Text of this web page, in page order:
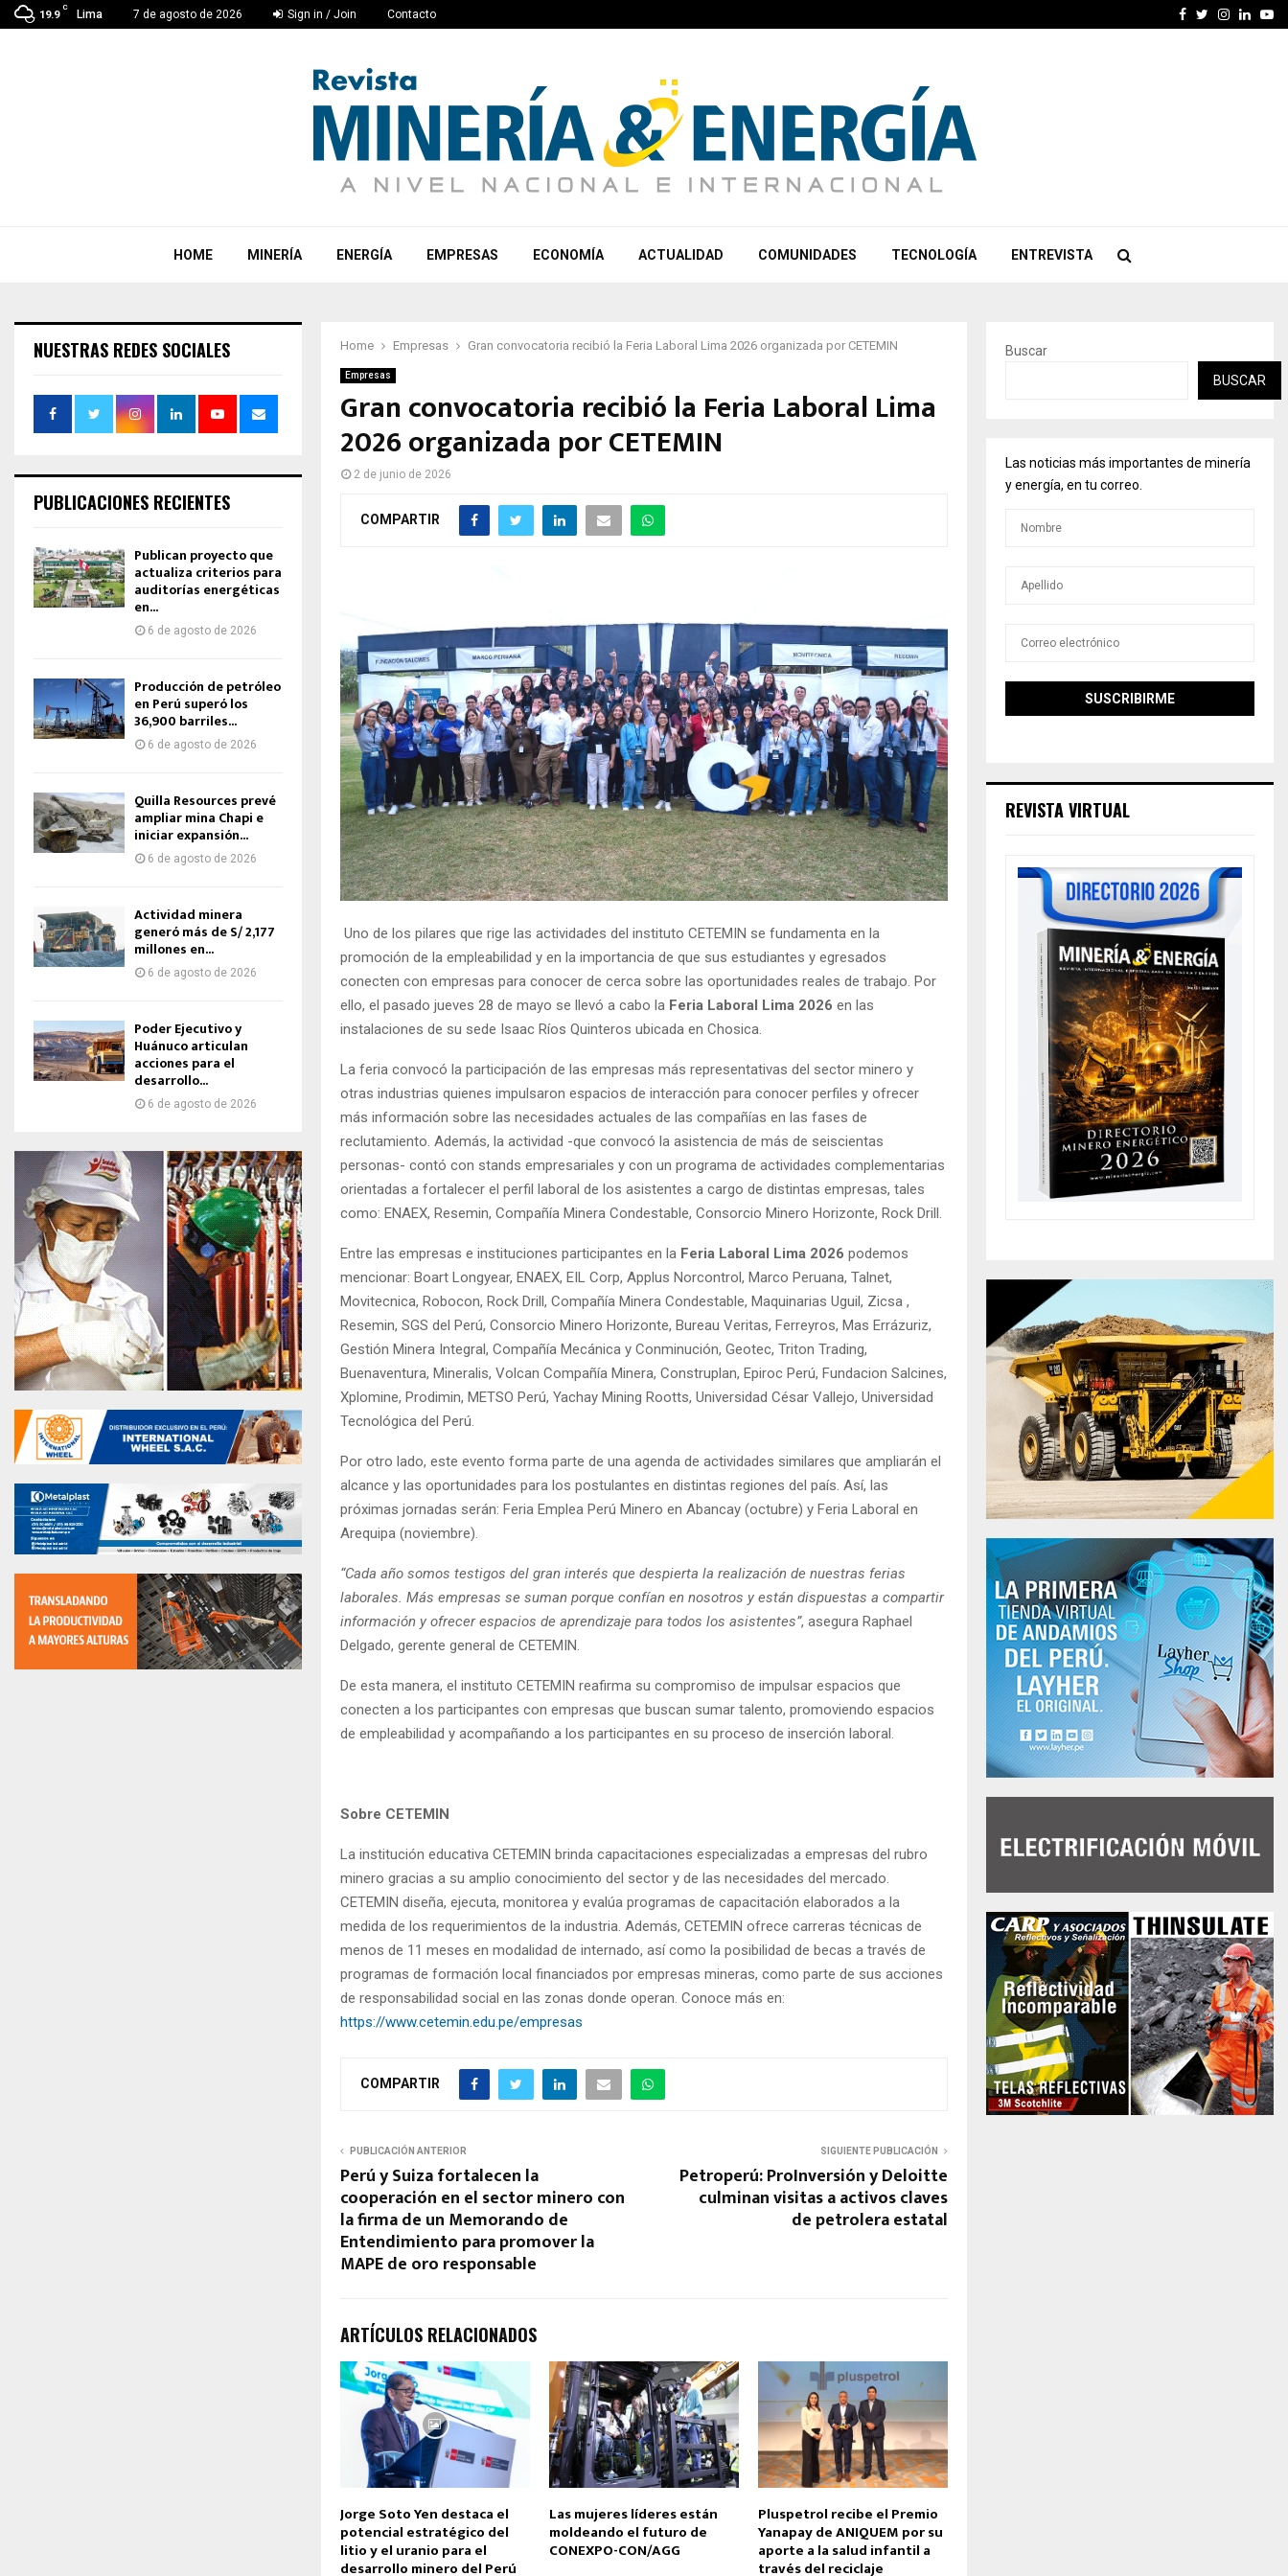
19.9
C
Lima 7 de agosto de 2026 Sign in / Join Contacto Facebook
Twitter
HOME MINERÍA ENERGÍA EMPRESAS ECONOMÍA ACTUALIDAD COMUNIDADES TECNOLOGÍA ENTREVISTA
Home Empresas Gran convocatoria recibió la Feria Laboral Lima 2026 organizada por CETEMIN
Empresas
Gran convocatoria recibió la Feria Laboral Lima
2026 organizada por CETEMIN
2 de junio de 2026
COMPARTIR
Uno de los pilares que rige las actividades del instituto CETEMIN se fundamenta en la
promoción de la empleabilidad y en la importancia de que sus estudiantes y egresados
conecten con empresas para conocer de cerca sobre las oportunidades reales de trabajo. Por
ello, el pasado jueves 28 de mayo se llevó a cabo la Feria Laboral Lima 2026 en las
instalaciones de su sede Isaac Ríos Quinteros ubicada en Chosica.
La feria convocó la participación de las empresas más representativas del sector minero y
otras industrias quienes impulsaron espacios de interacción para conocer perfiles y ofrecer
más información sobre las necesidades actuales de las compañías en las fases de
reclutamiento. Además, la actividad -que convocó la asistencia de más de seiscientas
personas- contó con stands empresariales y con un programa de actividades complementarias
orientadas a fortalecer el perfil laboral de los asistentes a cargo de distintas empresas, tales
como: ENAEX, Resemin, Compañía Minera Condestable, Consorcio Minero Horizonte, Rock Drill.
Entre las empresas e instituciones participantes en la Feria Laboral Lima 2026 podemos
mencionar: Boart Longyear, ENAEX, EIL Corp, Applus Norcontrol, Marco Peruana, Talnet,
Movitecnica, Robocon, Rock Drill, Compañía Minera Condestable, Maquinarias Uguil, Zicsa ,
Resemin, SGS del Perú, Consorcio Minero Horizonte, Bureau Veritas, Ferreyros, Mas Errázuriz,
Gestión Minera Integral, Compañía Mecánica y Conminución, Geotec, Triton Trading,
Buenaventura, Mineralis, Volcan Compañía Minera, Construplan, Epiroc Perú, Fundacion Salcines,
Xplomine, Prodimin, METSO Perú, Yachay Mining Rootts, Universidad César Vallejo, Universidad
Tecnológica del Perú.
Por otro lado, este evento forma parte de una agenda de actividades similares que ampliarán el
alcance y las oportunidades para los postulantes en distintas regiones del país. Así, las
próximas jornadas serán: Feria Emplea Perú Minero en Abancay (octubre) y Feria Laboral en
Arequipa (noviembre).
“Cada año somos testigos del gran interés que despierta la realización de nuestras ferias
laborales. Más empresas se suman porque confían en nosotros y están dispuestas a compartir
información y ofrecer espacios de aprendizaje para todos los asistentes”, asegura Raphael
Delgado, gerente general de CETEMIN.
De esta manera, el instituto CETEMIN reafirma su compromiso de impulsar espacios que
conecten a los participantes con empresas que buscan sumar talento, promoviendo espacios
de empleabilidad y acompañando a los participantes en su proceso de inserción laboral.
Sobre CETEMIN
La institución educativa CETEMIN brinda capacitaciones especializadas a empresas del rubro
minero gracias a su amplio conocimiento del sector y de las necesidades del mercado.
CETEMIN diseña, ejecuta, monitorea y evalúa programas de capacitación elaborados a la
medida de los requerimientos de la industria. Además, CETEMIN ofrece carreras técnicas de
menos de 11 meses en modalidad de internado, así como la posibilidad de becas a través de
programas de formación local financiados por empresas mineras, como parte de sus acciones
de responsabilidad social en las zonas donde operan. Conoce más en:
https://www.cetemin.edu.pe/empresas
COMPARTIR
PUBLICACIÓN ANTERIOR
Perú y Suiza fortalecen la
cooperación en el sector minero con
la firma de un Memorando de
Entendimiento para promover la
MAPE de oro responsable
SIGUIENTE PUBLICACIÓN
Petroperú: ProInversión y Deloitte
culminan visitas a activos claves
de petrolera estatal
ARTÍCULOS RELACIONADOS
Jorge Soto Yen destaca el
potencial estratégico del
litio y el uranio para el
desarrollo minero del Perú
Las mujeres líderes están
moldeando el futuro de
CONEXPO-CON/AGG
Pluspetrol recibe el Premio
Yanapay de ANIQUEM por su
aporte a la salud infantil a
través del reciclaje
NUESTRAS REDES SOCIALES
PUBLICACIONES RECIENTES
Publican proyecto que
actualiza criterios para
auditorías energéticas
en...
6 de agosto de 2026
Producción de petróleo
en Perú superó los
36,900 barriles...
6 de agosto de 2026
Quilla Resources prevé
ampliar mina Chapi e
iniciar expansión...
6 de agosto de 2026
Actividad minera
generó más de S/ 2,177
millones en...
6 de agosto de 2026
Poder Ejecutivo y
Huánuco articulan
acciones para el
desarrollo...
6 de agosto de 2026
Buscar
BUSCAR
Las noticias más importantes de minería
y energía, en tu correo.
REVISTA VIRTUAL